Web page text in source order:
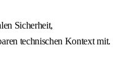
Sicherheit,
technischen Kontext mit.